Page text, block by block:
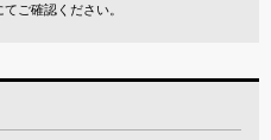
ご確認ください。